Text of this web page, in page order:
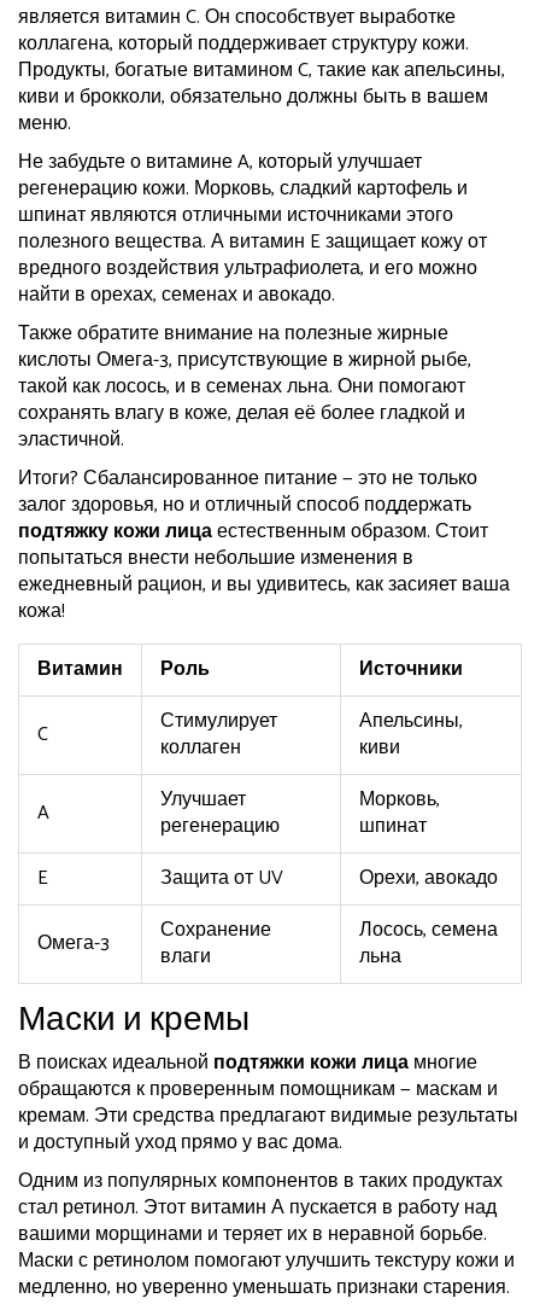
является витамин C. Он способствует выработке
коллагена, который поддерживает структуру кожи.
Продукты, богатые витамином C, такие как апельсины,
киви и брокколи, обязательно должны быть в вашем
меню.
Не забудьте о витамине A, который улучшает
регенерацию кожи. Морковь, сладкий картофель и
шпинат являются отличными источниками этого
полезного вещества. А витамин E защищает кожу от
вредного воздействия ультрафиолета, и его можно
найти в орехах, семенах и авокадо.
Также обратите внимание на полезные жирные
кислоты Омега-3, присутствующие в жирной рыбе,
такой как лосось, и в семенах льна. Они помогают
сохранять влагу в коже, делая её более гладкой и
эластичной.
Итоги? Сбалансированное питание — это не только
залог здоровья, но и отличный способ поддержать
подтяжку кожи лицаестественным образом. Стоит
попытаться внести небольшие изменения в
ежедневный рацион, и вы удивитесь, как засияет ваша
кожа!
Витамин
Роль
Источники
C
Стимулирует
коллаген
Апельсины,
киви
A
Улучшает
регенерацию
Морковь,
шпинат
E
Защита от UV
Орехи, авокадо
Омега-3
Сохранение
влаги
Лосось, семена
льна
Маски и кремы
В поисках идеальной подтяжки кожи лицамногие
обращаются к проверенным помощникам — маскам и
кремам. Эти средства предлагают видимые результаты
и доступный уход прямо у вас дома.
Одним из популярных компонентов в таких продуктах
стал ретинол. Этот витамин А пускается в работу над
вашими морщинами и теряет их в неравной борьбе.
Маски с ретинолом помогают улучшить текстуру кожи и
медленно, но уверенно уменьшать признаки старения.